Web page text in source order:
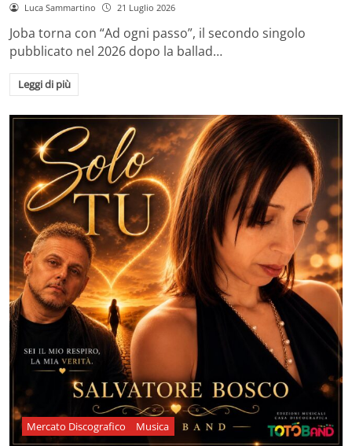
Luca Sammartino 21 Luglio 2026
Joba torna con “Ad ogni passo”, il secondo singolo
pubblicato nel 2026 dopo la ballad…
Leggi di più
Mercato Discografico Musica